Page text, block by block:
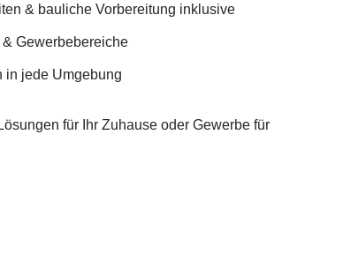
& bauliche Vorbereitung inklusive
Gewerbebereiche
in jede Umgebung
für Ihr Zuhause oder Gewerbe für